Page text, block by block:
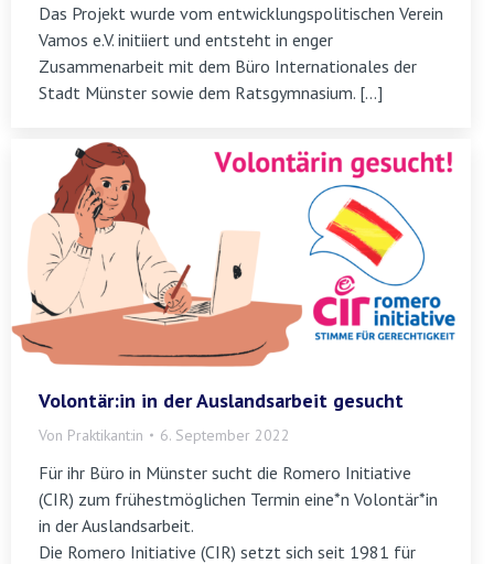
Das Projekt wurde vom entwicklungspolitischen Verein
Vamos e.V. initiiert und entsteht in enger
Zusammenarbeit mit dem Büro Internationales der
Stadt Münster sowie dem Ratsgymnasium. […]
Volontär:in in der Auslandsarbeit gesucht
Von Praktikant:in 6. September 2022
Für ihr Büro in Münster sucht die Romero Initiative
(CIR) zum frühestmöglichen Termin eine*n Volontär*in
in der Auslandsarbeit.
Die Romero Initiative (CIR) setzt sich seit 1981 für